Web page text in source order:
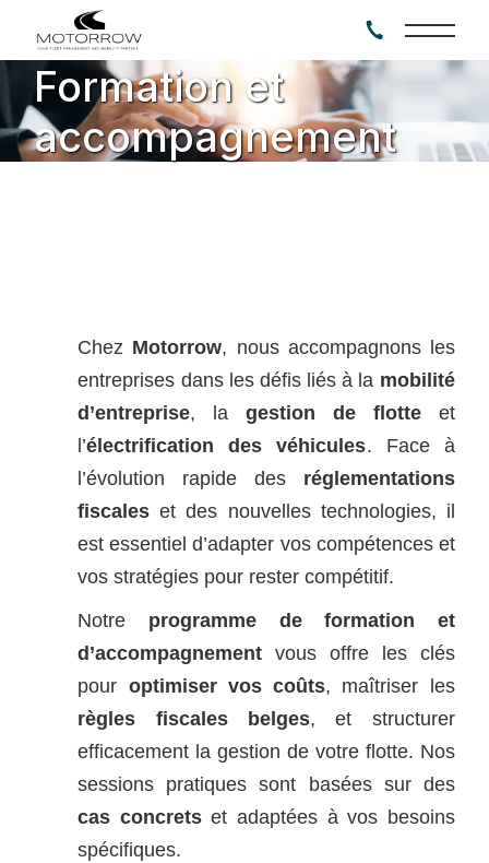
Formation et
accompagnement
Chez Motorrow, nous accompagnons les
entreprises dans les défis liés à la mobilité
d’entreprise, lagestion de flotteet
l’électrification des véhicules. Face à
l’évolution rapide des réglementations
fiscales et des nouvelles technologies, il
est essentiel d’adapter vos compétences et
vos stratégies pour rester compétitif.
Notre programme de formation et
d’accompagnement vous offre les clés
pour optimiser vos coûts, maîtriser les
règles fiscales belges, et structurer
efficacement la gestion de votre flotte. Nos
sessions pratiques sont basées sur des
cas concretset adaptées à vos besoins
spécifiques.